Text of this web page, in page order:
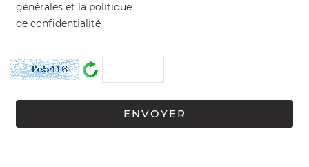
générales et la politique
de confidentialité